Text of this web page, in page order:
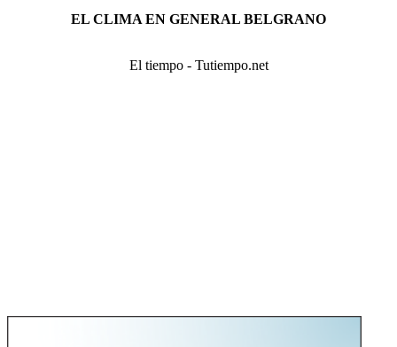
EL CLIMA EN GENERAL BELGRANO
El tiempo - Tutiempo.net